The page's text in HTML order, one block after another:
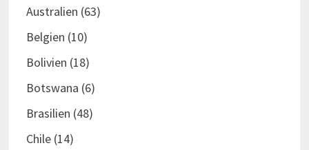
Australien (63)
Belgien (10)
Bolivien (18)
Botswana (6)
Brasilien (48)
Chile(14)